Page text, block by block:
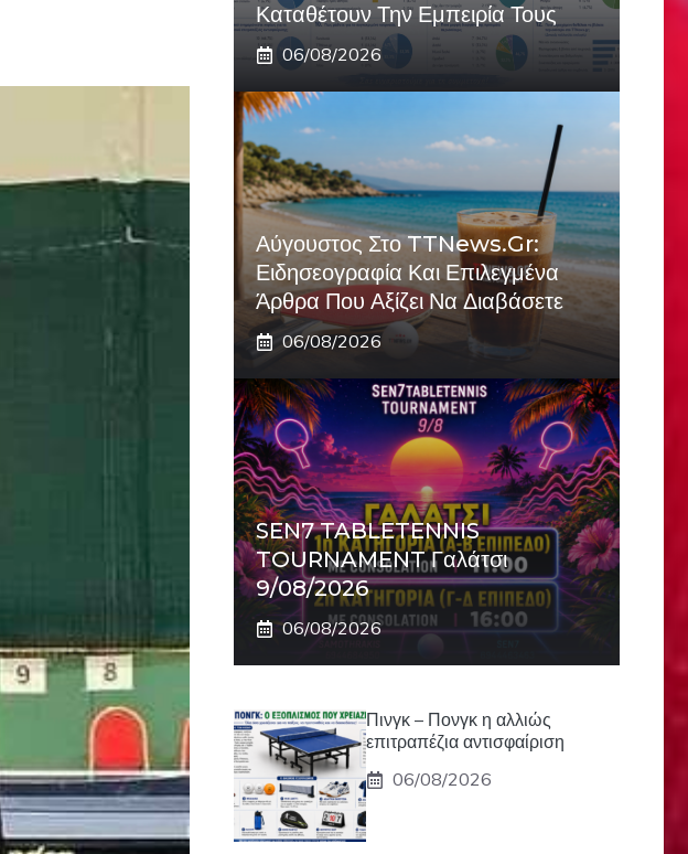
Καταθέτουν Την Εμπειρία Τους
06/08/2026
Αύγουστος Στο TTNews.gr:
Ειδησεογραφία Και Επιλεγμένα
Άρθρα Που Αξίζει Να Διαβάσετε
06/08/2026
SEN7 TABLETENNIS
TOURNAMENT Γαλάτσι
9/08/2026
06/08/2026
Πινγκ – Πονγκ η αλλιώς
επιτραπέζια αντισφαίριση
06/08/2026